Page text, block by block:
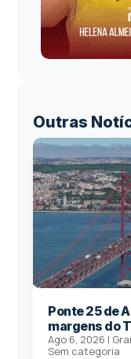
Outras
Ponte 25 de
margens do
Ago 6, 2026 |
Sem categoria